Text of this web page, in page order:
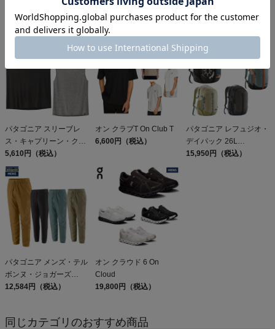
他のお客様はこちらの商品も見ています
パタゴニア スリーブレ
ス・キャプリーン・クー
ル・デイリー・シャツ
Patagonia Sleeveless
Capilene Cool Daily
Shirt
5,610円（税込）
オン クラブT On Club T
6,600円（税込）
パタゴニア レフュジオ・
デイパック 26L
PATAGONIA REFUGIO
15,950円（税込）
パタゴニア メンズ・テル
ボンヌ・ジョガーズ
PATAGONIA MS
12,584円（税込）
オン クラウド 6 On
Cloud
19,800円（税込）
同じカテゴリのおすすめ商品